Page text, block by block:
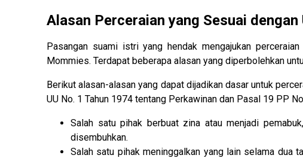
Alasan Perceraian yang Sesuai dengan
Pasangan suami istri yang hendak mengajukan
Mommies. Terdapat beberapa alasan yang diperbolehkan
Berikut alasan-alasan yang dapat dijadikan dasar untuk
UU No. 1 Tahun 1974 tentang Perkawinan dan Pasal 19 PP
Salah satu pihak berbuat zina atau menjadi
disembuhkan.
Salah satu pihak meninggalkan yang lain selama dua